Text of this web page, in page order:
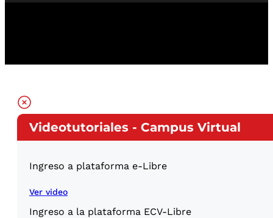
Videotutoriales - Campus Virtual
Ingreso a plataforma e-Libre
Ver video
Ingreso a la plataforma ECV-Libre